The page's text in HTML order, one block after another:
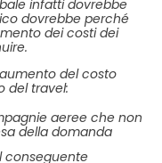
infatti dovrebbe
dovrebbe perché
dei costi dei
del costo
del travel:
aeree che non
della domanda
conseguente